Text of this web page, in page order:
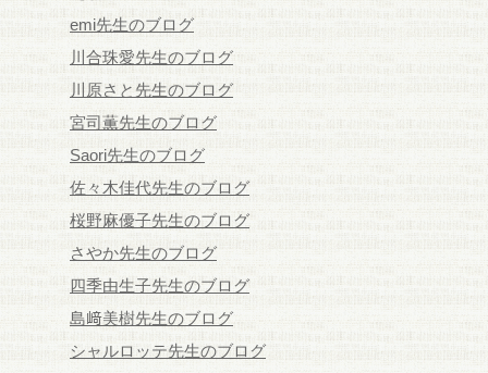
emi先生のブログ
川合珠愛先生のブログ
川原さと先生のブログ
宮司薫先生のブログ
Saori先生のブログ
佐々木佳代先生のブログ
桜野麻優子先生のブログ
さやか先生のブログ
四季由生子先生のブログ
島﨑美樹先生のブログ
シャルロッテ先生のブログ